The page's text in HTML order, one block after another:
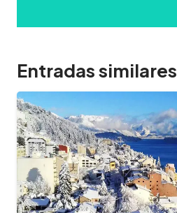
Entradas similares